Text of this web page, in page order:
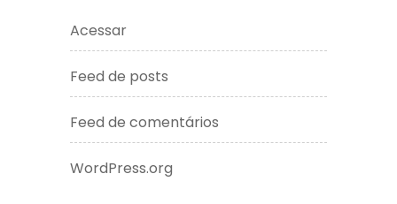
Acessar
Feed de posts
Feed de comentários
WordPress.org